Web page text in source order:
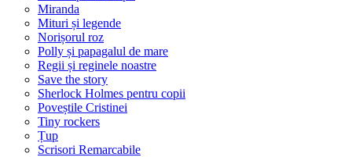
Miranda
Mituri și legende
Norișorul roz
Polly și papagalul de mare
Regii și reginele noastre
Save the story
Sherlock Holmes pentru copii
Poveștile Cristinei
Tiny rockers
Țup
Scrisori Remarcabile